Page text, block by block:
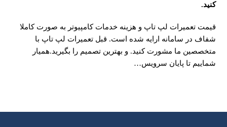
کنید.
قیمت تعمیرات لپ تاپ و هزینه خدمات کامپیوتر به صورت کاملا
شفاف در سامانه ارایه شده است. قبل تعمیرات لپ تاپ با
متخصصین ما مشورت کنید. و بهترین تصمیم را بگیرید.همیار
شماییم تا پایان سرویس…